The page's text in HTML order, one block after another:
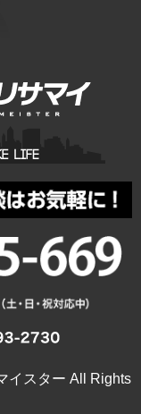
イスター All Rights